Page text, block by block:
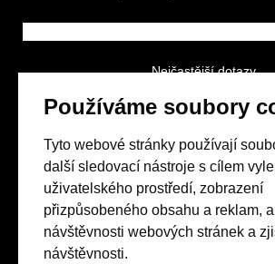
Používáme soubory
Tyto webové stránky používají
další sledovací nástroje s cílem
uživatelského prostředí, zobrazení
přizpůsobeného obsahu a reklam,
návštěvnosti webových stránek a
návštěvnosti.
Nejčastější dotazy
Obchodní podmínky
Spolek přátel vydávání